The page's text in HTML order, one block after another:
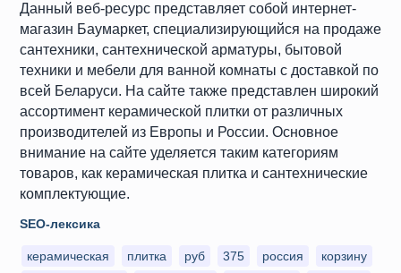
Данный веб-ресурс представляет собой интернет-
магазин Баумаркет, специализирующийся на продаже
сантехники, сантехнической арматуры, бытовой
техники и мебели для ванной комнаты с доставкой по
всей Беларуси. На сайте также представлен широкий
ассортимент керамической плитки от различных
производителей из Европы и России. Основное
внимание на сайте уделяется таким категориям
товаров, как керамическая плитка и сантехнические
комплектующие.
SEO-лексика
керамическая плитка руб 375 россия
корзину